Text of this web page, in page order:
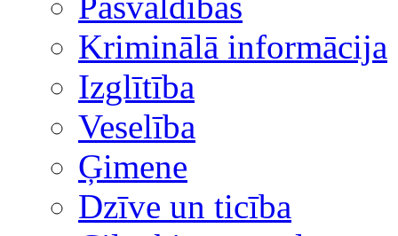
Kriminālā informācija
Izglītība
Veselība
Ģimene
Dzīve un ticība